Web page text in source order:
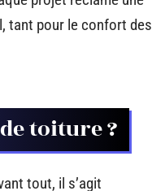
tant pour le confort des
toiture ?
tout, il s’agit